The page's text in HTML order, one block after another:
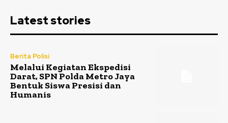
Latest stories
Berita Polisi
Melalui Kegiatan Ekspedisi
Darat, SPN Polda Metro Jaya
Bentuk Siswa Presisi dan
Humanis